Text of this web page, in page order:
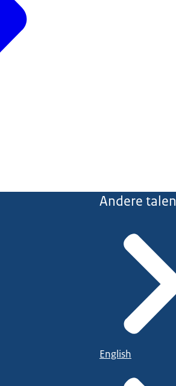
Andere talen
English